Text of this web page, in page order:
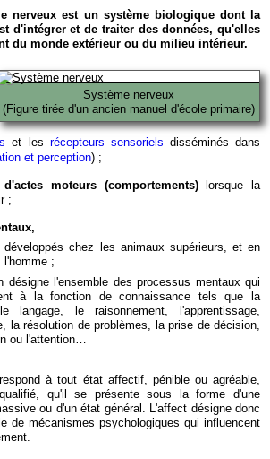
nerveux est un système biologique dont la
d'intégrer et de traiter des données, qu'elles
du monde extérieur ou du milieu intérieur.
Système nerveux
(Figure tirée d'un ancien manuel d'école primaire)
et les récepteurs sensoriels disséminés dans
et perception) ;
moteurs (comportements)lorsque la
;
développés chez les animaux supérieurs, et en
l'homme ;
désigne l'ensemble des processus mentaux qui
à la fonction de connaissance tels que la
langage, le raisonnement, l'apprentissage,
la résolution de problèmes, la prise de décision,
ou l'attention…
à tout état affectif, pénible ou agréable,
qu'il se présente sous la forme d'une
ou d'un état général. L'affect désigne donc
de mécanismes psychologiques qui influencent